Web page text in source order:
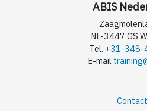
ABIS
NL-3447 GS
Tel. +31-348-
E-mail
Contact